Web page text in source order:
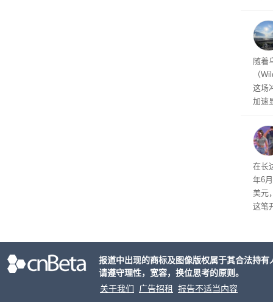
性。
经
随着
（
这场
加速
物
毁，
评
米，
上。
依
在长
年6
美元
这笔
事线
报道中出现的商标及图像版权属于其合法持
请遵守理性，宽容，换位思考的原则。
关于我们
广告招租
报告不适当内容